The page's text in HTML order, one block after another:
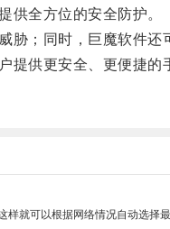
全方位的安全防护。
同时，巨魔软件还
供更安全、更便捷的
就可以根据网络情况自动选择